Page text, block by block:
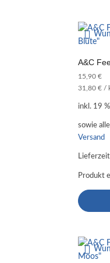
A&C
15,90€
31,80€ /
inkl. 19
sowie
Versand
Produkt